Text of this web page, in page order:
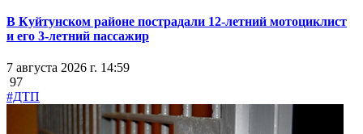
В Куйтунском районе пострадали 12-летний мотоциклист
и его 3-летний пассажир
7 августа 2026 г. 14:59
97
#ДТП